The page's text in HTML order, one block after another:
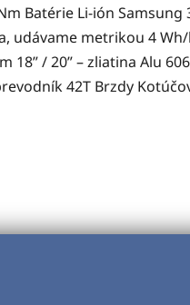
Batérie Li-ión Samsung
udávame metrikou 4
18” / 20” – zliatina Alu
42T Brzdy